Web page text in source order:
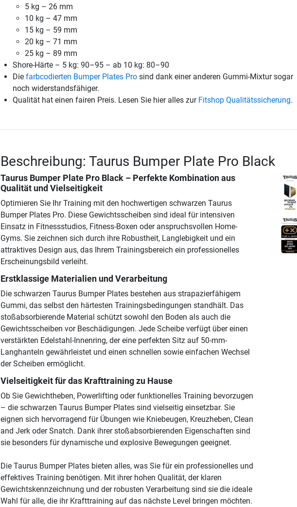
5 kg – 26 mm
10 kg – 47 mm
15 kg – 59 mm
20 kg – 71 mm
25 kg – 89 mm
Shore-Härte – 5 kg: 90–95 – ab 10 kg: 80–90
Die farbcodierten Bumper Plates Prosind dank einer anderen Gummi-Mixtur sogar
noch widerstandsfähiger.
Qualität hat einen fairen Preis. Lesen Sie hier alles zur Fitshop Qualitätssicherung.
Beschreibung: Taurus Bumper Plate Pro Black
Taurus Bumper Plate Pro Black– Perfekte Kombination aus
Qualität und Vielseitigkeit
Optimieren Sie Ihr Training mit den hochwertigen schwarzen Taurus
Bumper Plates Pro. Diese Gewichtsscheiben sind ideal für intensiven
Einsatz in Fitnessstudios, Fitness-Boxen oder anspruchsvollen Home-
Gyms. Sie zeichnen sich durch ihre Robustheit, Langlebigkeit und ein
attraktives Design aus, das Ihrem Trainingsbereich ein professionelles
Erscheinungsbild verleiht.
Erstklassige Materialien und Verarbeitung
Die schwarzen Taurus Bumper Plates bestehen aus strapazierfähigem
Gummi, das selbst den härtesten Trainingsbedingungen standhält. Das
stoßabsorbierende Material schützt sowohl den Boden als auch die
Gewichtsscheiben vor Beschädigungen. Jede Scheibe verfügt über einen
verstärkten Edelstahl-Innenring, der eine perfekten Sitz auf 50-mm-
Langhanteln gewährleistet und einen schnellen sowie einfachen Wechsel
der Scheiben ermöglicht.
Vielseitigkeit für das Krafttraining zu Hause
Ob Sie Gewichtheben, Powerlifting oder funktionelles Training bevorzugen
– die schwarzen Taurus Bumper Plates sind vielseitig einsetzbar. Sie
eignen sich hervorragend für Übungen wie Kniebeugen, Kreuzheben, Clean
and Jerk oder Snatch. Dank ihrer stoßabsorbierenden Eigenschaften sind
sie besonders für dynamische und explosive Bewegungen geeignet.
Die Taurus Bumper Plates bieten alles, was Sie für ein professionelles und
effektives Training benötigen. Mit ihrer hohen Qualität, der klaren
Gewichtskennzeichnung und der robusten Verarbeitung sind sie die ideale
Wahl für alle, die ihr Krafttraining auf das nächste Level bringen möchten.